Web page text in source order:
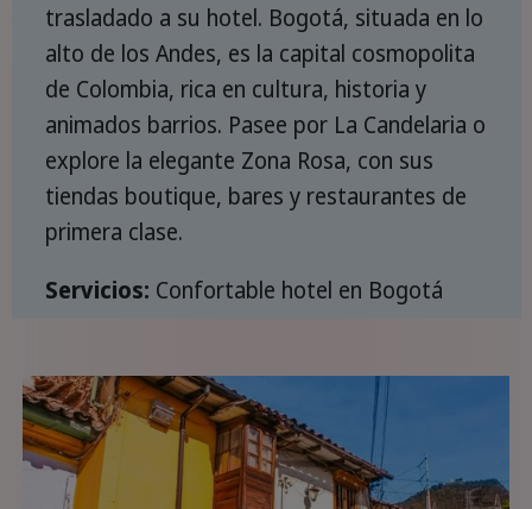
trasladado a su hotel. Bogotá, situada en lo
alto de los Andes, es la capital cosmopolita
de Colombia, rica en cultura, historia y
animados barrios. Pasee por La Candelaria o
explore la elegante Zona Rosa, con sus
tiendas boutique, bares y restaurantes de
primera clase.
Servicios: Confortable hotel en Bogotá